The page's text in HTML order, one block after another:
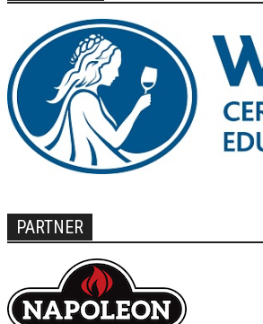
PARTNER